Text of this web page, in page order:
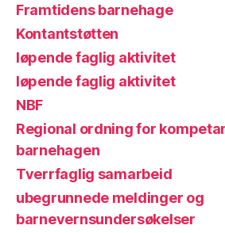
Framtidens barnehage
Kontantstøtten
løpende faglig aktivitet
løpende faglig aktivitet
NBF
Regional ordning for
barnehagen
Tverrfaglig samarbeid
ubegrunnede meldinger og
barnevernsundersøkelser